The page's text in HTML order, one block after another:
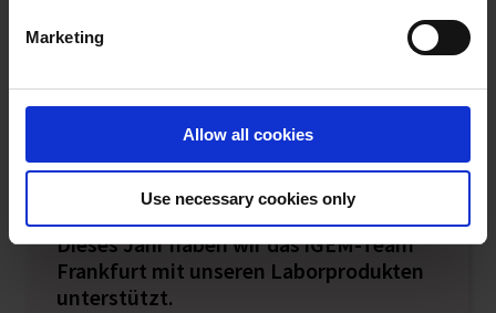
Imprint
Marketing
Allow all cookies
Use necessary cookies only
Dieses Jahr haben wir das iGEM-Team
Frankfurt mit unseren Laborprodukten
unterstützt.